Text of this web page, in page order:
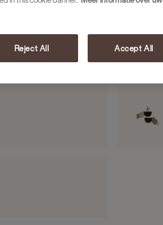
Reject All Accept All